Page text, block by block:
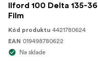
Ilford 100 Delta 135-36
Film
Kód produktu 4421780624
EAN 019498780622
Na sklade